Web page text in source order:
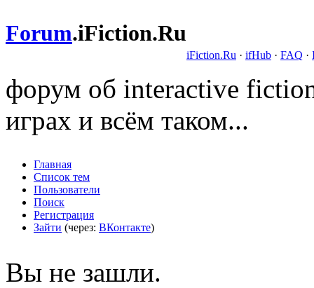
Forum.iFiction.Ru
iFiction.Ru · ifHub · FAQ ·
форум об interactive
играх и всём таком...
Главная
Список тем
Пользователи
Поиск
Регистрация
Зайти (через: ВКонтакте)
Вы не зашли.